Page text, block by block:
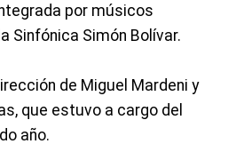
por músicos
Sinfónica Simón Bolívar.
de Miguel Mardeni y
que estuvo a cargo del
año.